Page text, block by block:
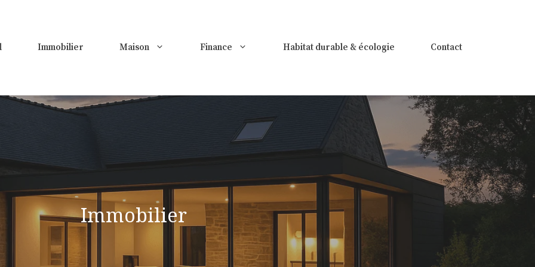
Immobilier Maison Finance Habitat durable & écologie Contact
Immobilier